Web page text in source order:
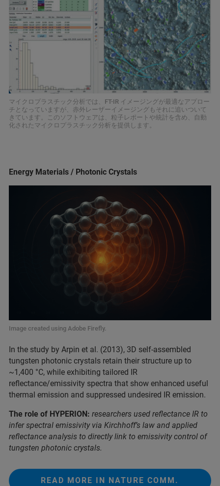
マイクロプラスチック分析では、FT-IR イメージングが最適なアプロー
チとなっていますが、赤外レーザーイメージングもそれに追いついて
きています。このソフトウェアは、粒子レポートや統計を含め、自動
化されたマイクロプラスチック分析を提供します。
Energy Materials / Photonic Crystals
Image created using Adobe Firefly.
In the study by Arpin et al. (2013), 3D self-assembled
tungsten photonic crystals retain their structure up to
~1,400 °C, while exhibiting tailored IR
reflectance/emissivity spectra that show enhanced useful
thermal emission and suppressed undesired IR emission.
The role of HYPERION: researchers used reflectance IR to
infer spectral emissivity via Kirchhoff’s law and applied
reflectance analysis to directly link to emissivity control of
tungsten photonic crystals.
READ MORE IN NATURE COMM.